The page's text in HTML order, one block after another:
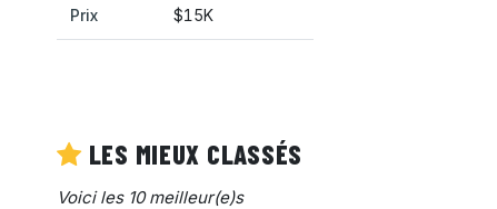
Prix $15K
LES MIEUX CLASSÉS
Voici les 10 meilleur(e)s